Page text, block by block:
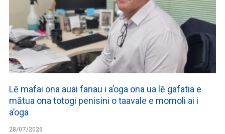
Lē mafai ona auai fanau i a’oga ona ua lē gafatia e
mātua ona totogi penisini o taavale e momoli ai i
a’oga
28/07/2026